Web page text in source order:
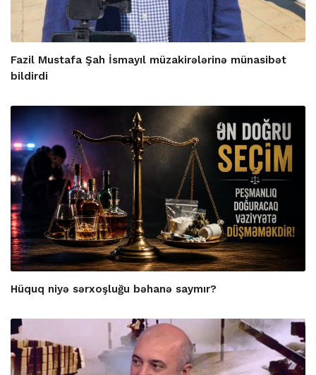
Fazil Mustafa Şah İsmayıl müzakirələrinə münasibət
bildirdi
Hüquq niyə sərxoşluğu bəhanə saymır?